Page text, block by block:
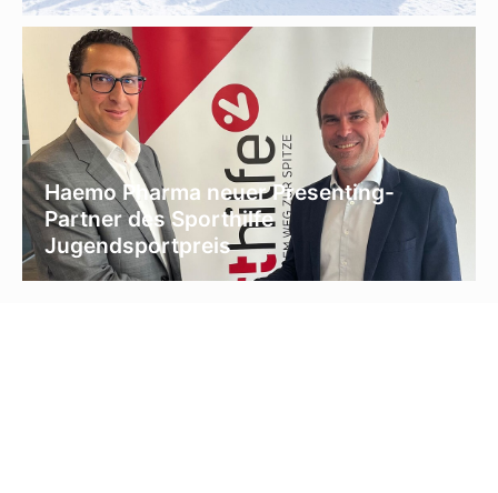
Haemo Pharma neuer Presenting-
Partner des Sporthilfe
Jugendsportpreis